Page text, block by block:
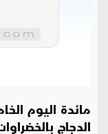
مائدة اليوم
الدجاج